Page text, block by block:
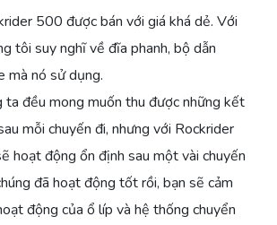
500 được bán với giá khá dẻ. Với
tôi suy nghĩ về đĩa phanh, bộ dẫn
mà nó sử dụng.
ta đều mong muốn thu được những kết
mỗi chuyến đi, nhưng với Rockrider
hoạt động ổn định sau một vài chuyến
đã hoạt động tốt rồi, bạn sẽ cảm
động của ổ líp và hệ thống chuyển